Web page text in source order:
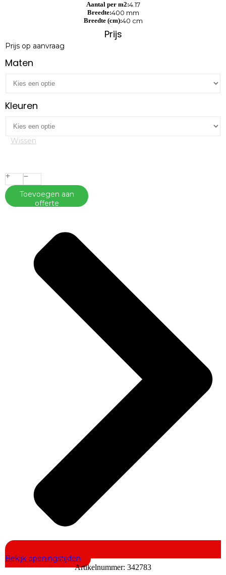
Aantal per m2:4.17
Breedte:400 mm
Breedte (cm):40 cm
Prijs
Prijs op aanvraag
Maten
Kleuren
Wissen
Toevoegen aan
offerte
Bekijk openingstijden
Artikelnummer: 342783